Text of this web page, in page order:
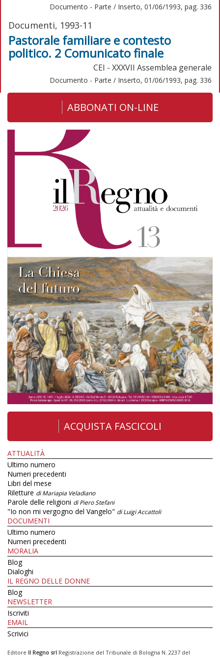
Documento - Parte / Inserto, 01/06/1993, pag. 336
Documenti, 1993-11
Pastorale familiare e contesto
politico. 2 Comunicato finale
CEI - XXXVII Assemblea generale
Documento - Parte / Inserto, 01/06/1993, pag. 336
ABBONATI ON-LINE
ACQUISTA FASCICOLI
ATTUALITÀ
Ultimo numero
Numeri precedenti
Libri del mese
Riletture di Mariapia Veladiano
Parole delle religioni di Piero Stefani
"Io non mi vergogno del Vangelo" di Luigi Accattoli
DOCUMENTI
Ultimo numero
Numeri precedenti
MORALIA
Blog
Dialoghi
IL REGNO DELLE DONNE
Blog
NEWSLETTER
Iscriviti
EMAIL
Scrivici
Editore Il Regno srl Registrazione del Tribunale di Bologna N. 2237 del